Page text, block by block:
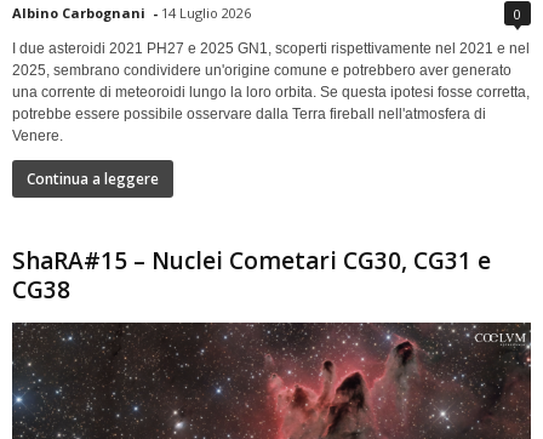
Albino Carbognani - 14 Luglio 2026 0
I due asteroidi 2021 PH27 e 2025 GN1, scoperti rispettivamente nel 2021 e nel
2025, sembrano condividere un'origine comune e potrebbero aver generato
una corrente di meteoroidi lungo la loro orbita. Se questa ipotesi fosse corretta,
potrebbe essere possibile osservare dalla Terra fireball nell'atmosfera di
Venere.
Continua a leggere
ShaRA#15 – Nuclei Cometari CG30, CG31 e
CG38